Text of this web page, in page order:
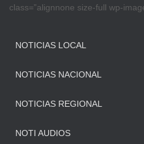
class=”alignnone size-full wp-
NOTICIAS LOCAL
NOTICIAS NACIONAL
NOTICIAS REGIONAL
NOTI AUDIOS